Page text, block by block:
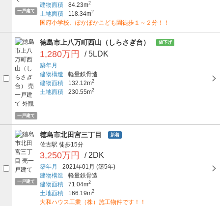
一戸建て
建物面積
84.23m2
土地面積 118.34m2
国府小学校、ぽかぽかこども園徒歩１～２分！！
一戸建て
徳島市上八万町西山（しらさぎ台） 値下げ
1,280万円 / 5LDK
築年月
建物構造
軽量鉄骨造
建物面積
132.12m2
土地面積 230.55m2
一戸建て
徳島市北田宮三丁目 新着
佐古駅 徒歩15分
3,250万円 / 2DK
築年月 2021年01月 (築5年)
建物構造
軽量鉄骨造
建物面積
71.04m2
土地面積 166.19m2
大和ハウス工業（株）施工物件です！！